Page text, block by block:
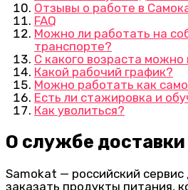
Отзывы о работе в
FAQ
Можно ли работать на
транспорте?
С какого возраста
Какой рабочий график?
Можно работать как
Есть ли стажировка и
Как уволиться?
О службе
Samokat — российский
заказать продукты питания,